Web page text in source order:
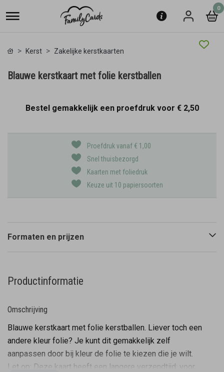
0
Kerst Zakelijke kerstkaarten
Blauwe kerstkaart met folie kerstballen
Bestel gemakkelijk een proefdruk voor € 2,50
Proefdruk vanaf € 1,00
Snel thuisbezorgd
Kaarten met foliedruk
Keuze uit 10 papiersoorten
Formaten en prijzen
Productinformatie
Omschrijving
Blauwe kerstkaart met folie kerstballen. Liever toch een
andere kleur folie? Je kunt dit gemakkelijk zelf
aanpassen door bij kleur de folie te kiezen die je wilt.
Let op: Deze kaart heeft een langere verzendtijd: voor